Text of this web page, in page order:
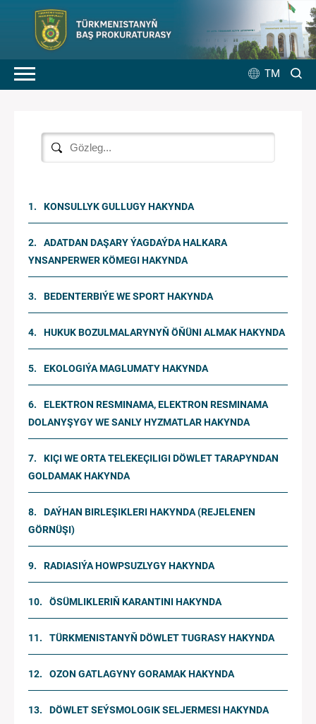
TM
KONSULLYK GULLUGY HAKYNDA
ADATDAN DAŞARY ÝAGDAÝDA HALKARA
YNSANPERWER KÖMEGI HAKYNDA
BEDENTERBIÝE WE SPORT HAKYNDA
HUKUK BOZULMALARYNYŇ ÖŇÜNI ALMAK HAKYNDA
EKOLOGIÝA MAGLUMATY HAKYNDA
ELEKTRON RESMINAMA, ELEKTRON RESMINAMA
DOLANYŞYGY WE SANLY HYZMATLAR HAKYNDA
KIÇI WE ORTA TELEKEÇILIGI DÖWLET TARAPYNDAN
GOLDAMAK HAKYNDA
DAÝHAN BIRLEŞIKLERI HAKYNDA (REJELENEN
GÖRNÜŞI)
RADIASIÝA HOWPSUZLYGY HAKYNDA
ÖSÜMLIKLERIŇ KARANTINI HAKYNDA
TÜRKMENISTANYŇ DÖWLET TUGRASY HAKYNDA
OZON GATLAGYNY GORAMAK HAKYNDA
DÖWLET SEÝSMOLOGIK SELJERMESI HAKYNDA